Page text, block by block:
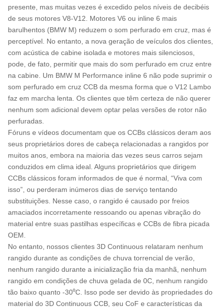
presente, mas muitas vezes é excedido pelos níveis de decibéis
de seus motores V8-V12. Motores V6 ou inline 6 mais
barulhentos (BMW M) reduzem o som perfurado em cruz, mas é
perceptível. No entanto, a nova geração de veículos dos clientes,
com acústica de cabine isolada e motores mais silenciosos,
pode, de fato, permitir que mais do som perfurado em cruz entre
na cabine. Um BMW M Performance inline 6 não pode suprimir o
som perfurado em cruz CCB da mesma forma que o V12 Lambo
faz em marcha lenta. Os clientes que têm certeza de não querer
nenhum som adicional devem optar pelas versões de rotor não
perfuradas.
Fóruns e vídeos documentam que os CCBs clássicos deram aos
seus proprietários dores de cabeça relacionadas a rangidos por
muitos anos, embora na maioria das vezes seus carros sejam
conduzidos em clima ideal. Alguns proprietários que dirigem
CCBs clássicos foram informados de que é normal, “Viva com
isso”, ou perderam inúmeros dias de serviço tentando
substituições. Nesse caso, o rangido é causado por freios
amaciados incorretamente ressoando ou apenas vibração do
material entre suas pastilhas específicas e CCBs de fibra picada
OEM.
No entanto, nossos clientes 3D Continuous relataram nenhum
rangido durante as condições de chuva torrencial de verão,
nenhum rangido durante a inicialização fria da manhã, nenhum
rangido em condições de chuva gelada de 0C, nenhum rangido
tão baixo quanto -30⁰C. Isso pode ser devido às propriedades do
material do 3D Continuous CCB, seu CoF e características da